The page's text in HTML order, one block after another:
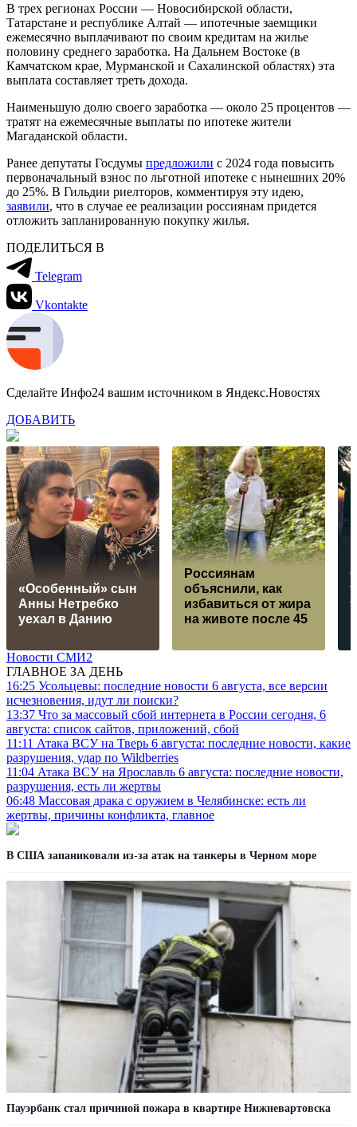
В трех регионах России — Новосибирской области,
Татарстане и республике Алтай — ипотечные заемщики
ежемесячно выплачивают по своим кредитам на жилье
половину среднего заработка. На Дальнем Востоке (в
Камчатском крае, Мурманской и Сахалинской областях) эта
выплата составляет треть дохода.
Наименьшую долю своего заработка — около 25 процентов —
тратят на ежемесячные выплаты по ипотеке жители
Магаданской области.
Ранее депутаты Госдумы предложили с 2024 года повысить
первоначальный взнос по льготной ипотеке с нынешних 20%
до 25%. В Гильдии риелторов, комментируя эту идею,
заявили, что в случае ее реализации россиянам придется
отложить запланированную покупку жилья.
ПОДЕЛИТЬСЯ В
Telegram
Vkontakte
Сделайте Инфо24 вашим источником в Яндекс.Новостях
ДОБАВИТЬ
«Особенный» сын
Анны Нетребко
уехал в Данию
Россиянам
объяснили, как
избавиться от жира
на животе после 45
Новости СМИ2
ГЛАВНОЕ ЗА ДЕНЬ
16:25 Усольцевы: последние новости 6 августа, все версии
исчезновения, идут ли поиски?
13:37 Что за массовый сбой интернета в России сегодня, 6
августа: список сайтов, приложений, сбой
11:11 Атака ВСУ на Тверь 6 августа: последние новости, какие
разрушения, удар по Wildberries
11:04 Атака ВСУ на Ярославль 6 августа: последние новости,
разрушения, есть ли жертвы
06:48 Массовая драка с оружием в Челябинске: есть ли
жертвы, причины конфликта, главное
В США запаниковали из-за атак на танкеры в Черном море
Пауэрбанк стал причиной пожара в квартире Нижневартовска